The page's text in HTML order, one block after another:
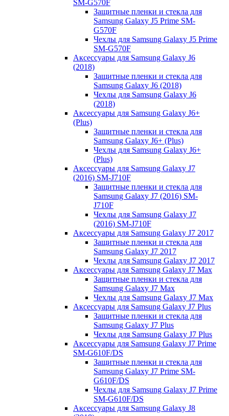
SM-G570F
Защитные пленки и стекла для
Samsung Galaxy J5 Prime SM-
G570F
Чехлы для Samsung Galaxy J5 Prime
SM-G570F
Аксессуары для Samsung Galaxy J6
(2018)
Защитные пленки и стекла для
Samsung Galaxy J6 (2018)
Чехлы для Samsung Galaxy J6
(2018)
Аксессуары для Samsung Galaxy J6+
(Plus)
Защитные пленки и стекла для
Samsung Galaxy J6+ (Plus)
Чехлы для Samsung Galaxy J6+
(Plus)
Аксессуары для Samsung Galaxy J7
(2016) SM-J710F
Защитные пленки и стекла для
Samsung Galaxy J7 (2016) SM-
J710F
Чехлы для Samsung Galaxy J7
(2016) SM-J710F
Аксессуары для Samsung Galaxy J7 2017
Защитные пленки и стекла для
Samsung Galaxy J7 2017
Чехлы для Samsung Galaxy J7 2017
Аксессуары для Samsung Galaxy J7 Max
Защитные пленки и стекла для
Samsung Galaxy J7 Max
Чехлы для Samsung Galaxy J7 Max
Аксессуары для Samsung Galaxy J7 Plus
Защитные пленки и стекла для
Samsung Galaxy J7 Plus
Чехлы для Samsung Galaxy J7 Plus
Аксессуары для Samsung Galaxy J7 Prime
SM-G610F/DS
Защитные пленки и стекла для
Samsung Galaxy J7 Prime SM-
G610F/DS
Чехлы для Samsung Galaxy J7 Prime
SM-G610F/DS
Аксессуары для Samsung Galaxy J8